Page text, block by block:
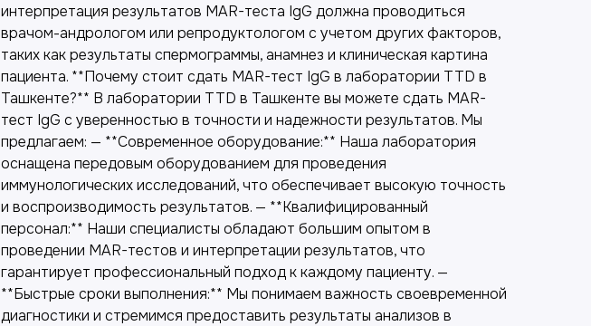
интерпретация результатов MAR-теста IgG должна проводиться
врачом-андрологом или репродуктологом с учетом других факторов,
таких как результаты спермограммы, анамнез и клиническая картина
пациента. **Почему стоит сдать MAR-тест IgG в лаборатории TTD в
Ташкенте?** В лаборатории TTD в Ташкенте вы можете сдать MAR-
тест IgG с уверенностью в точности и надежности результатов. Мы
предлагаем: — **Современное оборудование:** Наша лаборатория
оснащена передовым оборудованием для проведения
иммунологических исследований, что обеспечивает высокую точность
и воспроизводимость результатов. — **Квалифицированный
персонал:** Наши специалисты обладают большим опытом в
проведении MAR-тестов и интерпретации результатов, что
гарантирует профессиональный подход к каждому пациенту. —
**Быстрые сроки выполнения:** Мы понимаем важность своевременной
диагностики и стремимся предоставить результаты анализов в